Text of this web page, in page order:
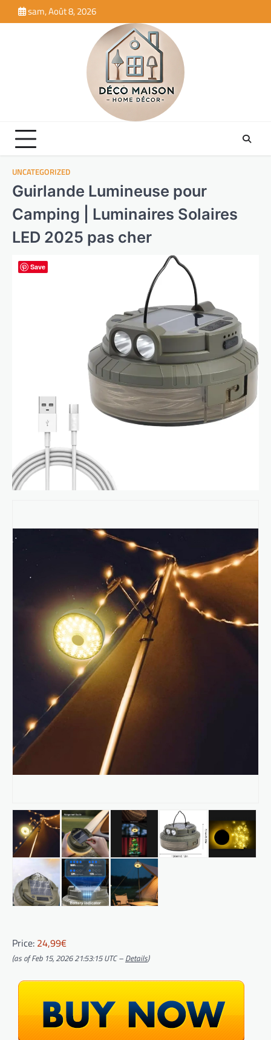
to
sam, Août 8, 2026
UNCATEGORIZED
Guirlande Lumineuse pour
Camping | Luminaires Solaires
LED 2025 pas cher
Price: 24,99€
(as of Feb 15, 2026 21:53:15 UTC – Details)
Save